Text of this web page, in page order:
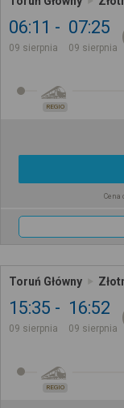
06:11
09 sierpnia
07:25
09 sierpnia
REGIO
Cena
Toruń Główny
15:35
09 sierpnia
16:52
09 sierpnia
REGIO